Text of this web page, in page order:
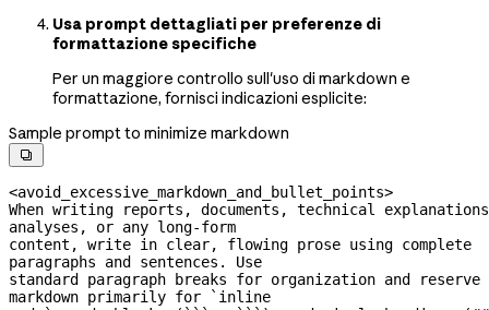
Usa prompt dettagliati per preferenze di
formattazione specifiche
Per un maggiore controllo sull'uso di markdown e
formattazione, fornisci indicazioni esplicite:
Sample prompt to minimize markdown

<avoid_excessive_markdown_and_bullet_points>
When writing reports, documents, technical
analyses, or any long-form
content, write in clear, flowing prose using complete
paragraphs and sentences. Use
standard paragraph breaks for organization and reserve
markdown primarily for `inline